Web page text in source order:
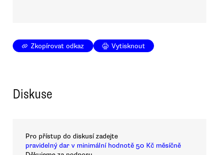
Zkopírovat odkaz Vytisknout
Diskuse
Pro přístup do diskusí zadejte
pravidelný dar v minimální hodnotě 50 Kč měsíčně